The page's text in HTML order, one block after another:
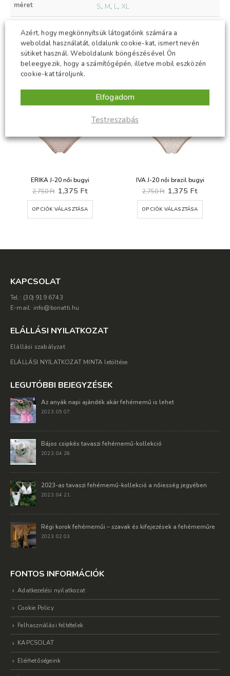
méret S, M, L,XL
KAPCSOLÓDÓ TERMÉKEK
ERIKA J-20 női bugyi
2,750Ft Original
price
was:
2,750 Ft.
1,375 FtCurrent
price
1,375 Ft.
OPCIÓK VÁLASZTÁSA
Ennek a terméknek több variációja van. A változatok a termékoldalon választhatók ki
IVA J-20 női brazil bugyi
2,750Ft Original
price
was:
2,750 Ft.
1,375 FtCurrent
price
1,375 Ft.
OPCIÓK VÁLASZTÁSA
Ennek a terméknek több variációja van. A változatok a termékoldalon választhatók ki
KAPCSOLAT
Tel.: (30) 919 6743
E-mail: info@bonatti.hu
ELÁLLÁSI NYILATKOZAT
Elállási szabályzat
ELÁLLÁSI NYILATKOZAT MINTA letöltése
LEGUTÓBBI BEJEGYZÉSEK
Az anyák napi ajándék akár fehérnemű is lehet
2023. 05 07.
Bájos csipkés tavaszi fehérnemű-kollekció
2023. 04 28.
2023-as tavaszi fehérnemű-kollekció a nőiesség jegyében
2023. 04 21.
Régi korok fehérneműi – szavak és kifejezések a fehérneműre
2023. 02 03.
FONTOS INFORMÁCIÓK
Adatkezelési nyilatkozat
Cookie Policy
Felhasználási feltételek
KAPCSOLAT
Elérhetőségeink
Azért, hogy megkönnyítsük látogatóink számára a
weboldal használatát, oldalunk cookie-kat, ismert nevén
sütiket használ. Weboldalunk böngészésével Ön
beleegyezik, hogy a számítógépén, illetve mobil eszközén
cookie-kat tároljunk.
Testreszabás
Elfogadom